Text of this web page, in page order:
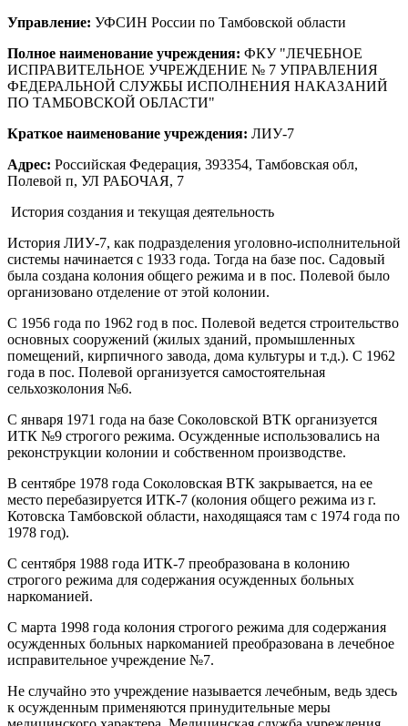
Управление: УФСИН России по Тамбовской области
Полное наименование учреждения: ФКУ "ЛЕЧЕБНОЕ
ИСПРАВИТЕЛЬНОЕ УЧРЕЖДЕНИЕ № 7 УПРАВЛЕНИЯ
ФЕДЕРАЛЬНОЙ СЛУЖБЫ ИСПОЛНЕНИЯ НАКАЗАНИЙ
ПО ТАМБОВСКОЙ ОБЛАСТИ"
Краткое наименование учреждения: ЛИУ-7
Адрес: Российская Федерация, 393354, Тамбовская обл,
Полевой п, УЛ РАБОЧАЯ, 7
История создания и текущая деятельность
История ЛИУ-7, как подразделения уголовно-исполнительной
системы начинается с 1933 года. Тогда на базе пос. Садовый
была создана колония общего режима и в пос. Полевой было
организовано отделение от этой колонии.
С 1956 года по 1962 год в пос. Полевой ведется строительство
основных сооружений (жилых зданий, промышленных
помещений, кирпичного завода, дома культуры и т.д.). С 1962
года в пос. Полевой организуется самостоятельная
сельхозколония №6.
С января 1971 года на базе Соколовской ВТК организуется
ИТК №9 строгого режима. Осужденные использовались на
реконструкции колонии и собственном производстве.
В сентябре 1978 года Соколовская ВТК закрывается, на ее
место перебазируется ИТК-7 (колония общего режима из г.
Котовска Тамбовской области, находящаяся там с 1974 года по
1978 год).
С сентября 1988 года ИТК-7 преобразована в колонию
строгого режима для содержания осужденных больных
наркоманией.
С марта 1998 года колония строгого режима для содержания
осужденных больных наркоманией преобразована в лечебное
исправительное учреждение №7.
Не случайно это учреждение называется лечебным, ведь здесь
к осужденным применяются принудительные меры